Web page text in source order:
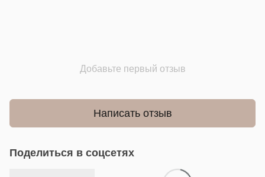
Добавьте первый отзыв
Написать отзыв
Поделиться в соцсетях